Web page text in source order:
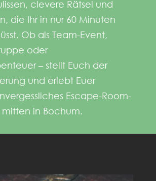
clevere Rätsel und
die Ihr in nur 60 Minuten
Ob als Team-Event,
oder
– stellt Euch der
und erlebt Euer
Escape-Room-
in Bochum.